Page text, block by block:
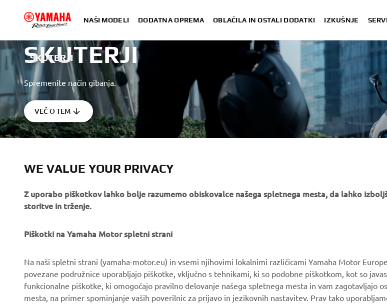
NAŠI MODELI DODATNA OPREMA OBLAČILA IN OSTALI DODATKI IZKUŠNJE
SKUTERJI
SKUTERJI
Spremenite način gibanja.
VEČ O TEM
PODJETJA
Dogodki
Press
Brošure
ZA PODJETJA
Igrišča za golf
Prvi odzivi
Avtošole
VEČ YAMAHA
Yamaha Racing
Yamaha Motor Global
Mobilne aplikacije
PODPORA
Prodajalci
Ravnanju z
baterijami
WE VALUE YOUR PRIVACY
Z uporabo piškotkov lahko bolje razumemo obiskovalce našega spletnega mesta, da lahko
storitve in trženje.
Piškotki na Yamaha Motor spletni strani
Na naši spletni strani (yamaha-motor.eu) in vsemi njihovimi lokalnimi različicami Yamaha Motor
povezane podružnice uporabljajo piškotke, vključno s tehnikami, ki so podobne piškotkom, kot so
funkcionalne piškotke, ki omogočajo pravilno delovanje našega spletnega mesta in vam zagotavljajo
mesta, na primer spominjanje vaših poverilnic za prijavo in jezikovnih nastavitev. Prav tako